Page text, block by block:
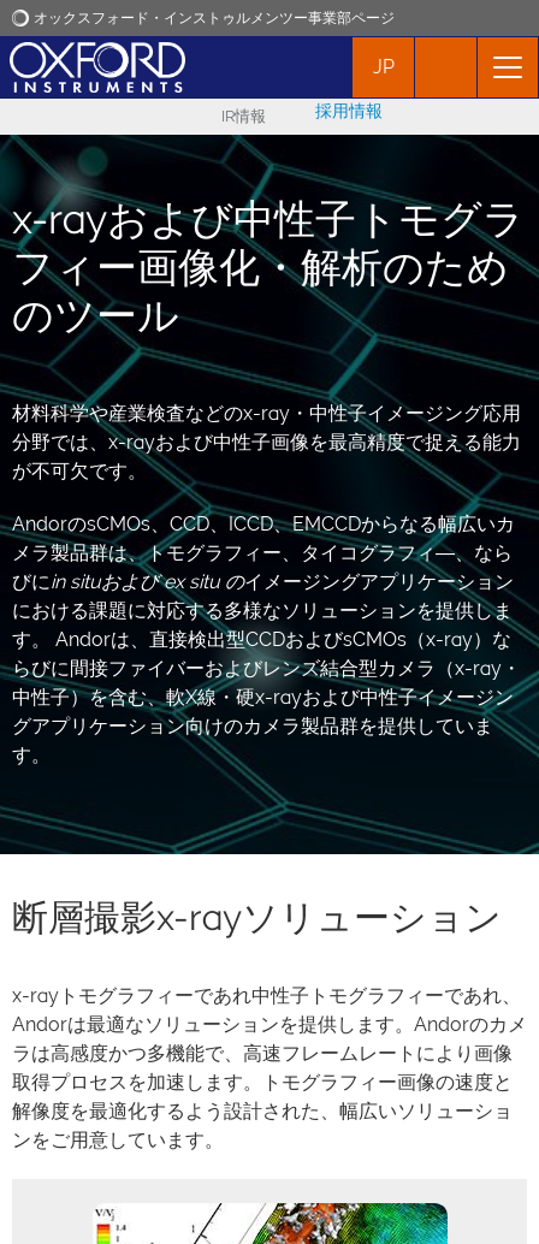
オックスフォード・インストゥルメンツー事業部ページ
オックスフォード・インストゥルメンツ
アプリケーション
プロダクト
ニュース
イベント
お問い合わせ
JP
IR情報 採用情報
x-rayおよび中性子トモグラ
フィー画像化・解析のため
のツール
材料科学や産業検査などのx-ray・中性子イメージング応用
分野では、x-rayおよび中性子画像を最高精度で捉える能力
が不可欠です。
AndorのsCMOs、CCD、ICCD、EMCCDからなる幅広いカ
メラ製品群は、トモグラフィー、タイコグラフィ―、なら
びにin situおよびex situ のイメージングアプリケーション
における課題に対応する多様なソリューションを提供しま
す。 Andorは、直接検出型CCDおよびsCMOs（x-ray）な
らびに間接ファイバーおよびレンズ結合型カメラ（x-ray・
中性子）を含む、軟X線・硬x-rayおよび中性子イメージン
グアプリケーション向けのカメラ製品群を提供していま
す。
断層撮影x-rayソリューション
x-rayトモグラフィーであれ中性子トモグラフィーであれ、
Andorは最適なソリューションを提供します。Andorのカメ
ラは高感度かつ多機能で、高速フレームレートにより画像
取得プロセスを加速します。トモグラフィー画像の速度と
解像度を最適化するよう設計された、幅広いソリューショ
ンをご用意しています。